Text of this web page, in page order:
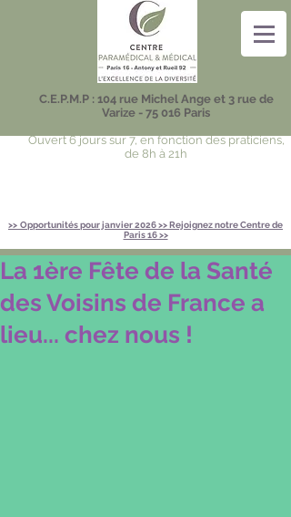
>> Opportunités pour janvier 2026 >> Rejoignez notre Centre de
Paris 16 >>
C.E.P.M.P : 104 rue Michel Ange et 3 rue de
Varize - 75 016 Paris
Ouvert 6 jours sur 7, en fonction des praticiens,
de 8h à 21h
La 1ère Fête de la Santé
des Voisins de France a
lieu... chez nous !